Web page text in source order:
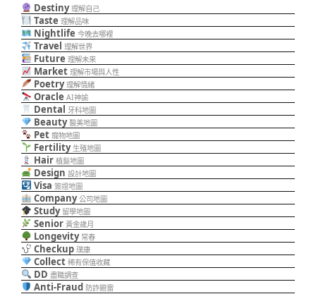
Destiny 理解自己
Taste 理解品味
Nightlife 今晚去哪裡
Travel 理解世界
Future 理解未來
Market 理解市場與人性
Poetry 理解情緒
Oracle AI神諭
Dental 牙科地圖
Beauty 醫美地圖
Pet 寵物地圖
Fertility 生殖地圖
Hair 植髮地圖
Design 設計地圖
Visa 簽證地圖
Company 公司地圖
Study 留學地圖
Senior 黃金歲月
Longevity 常春
Checkup 璞康
Collect 稀有保值收藏
DD 盡職調查
Anti-Fraud 防詐避雷